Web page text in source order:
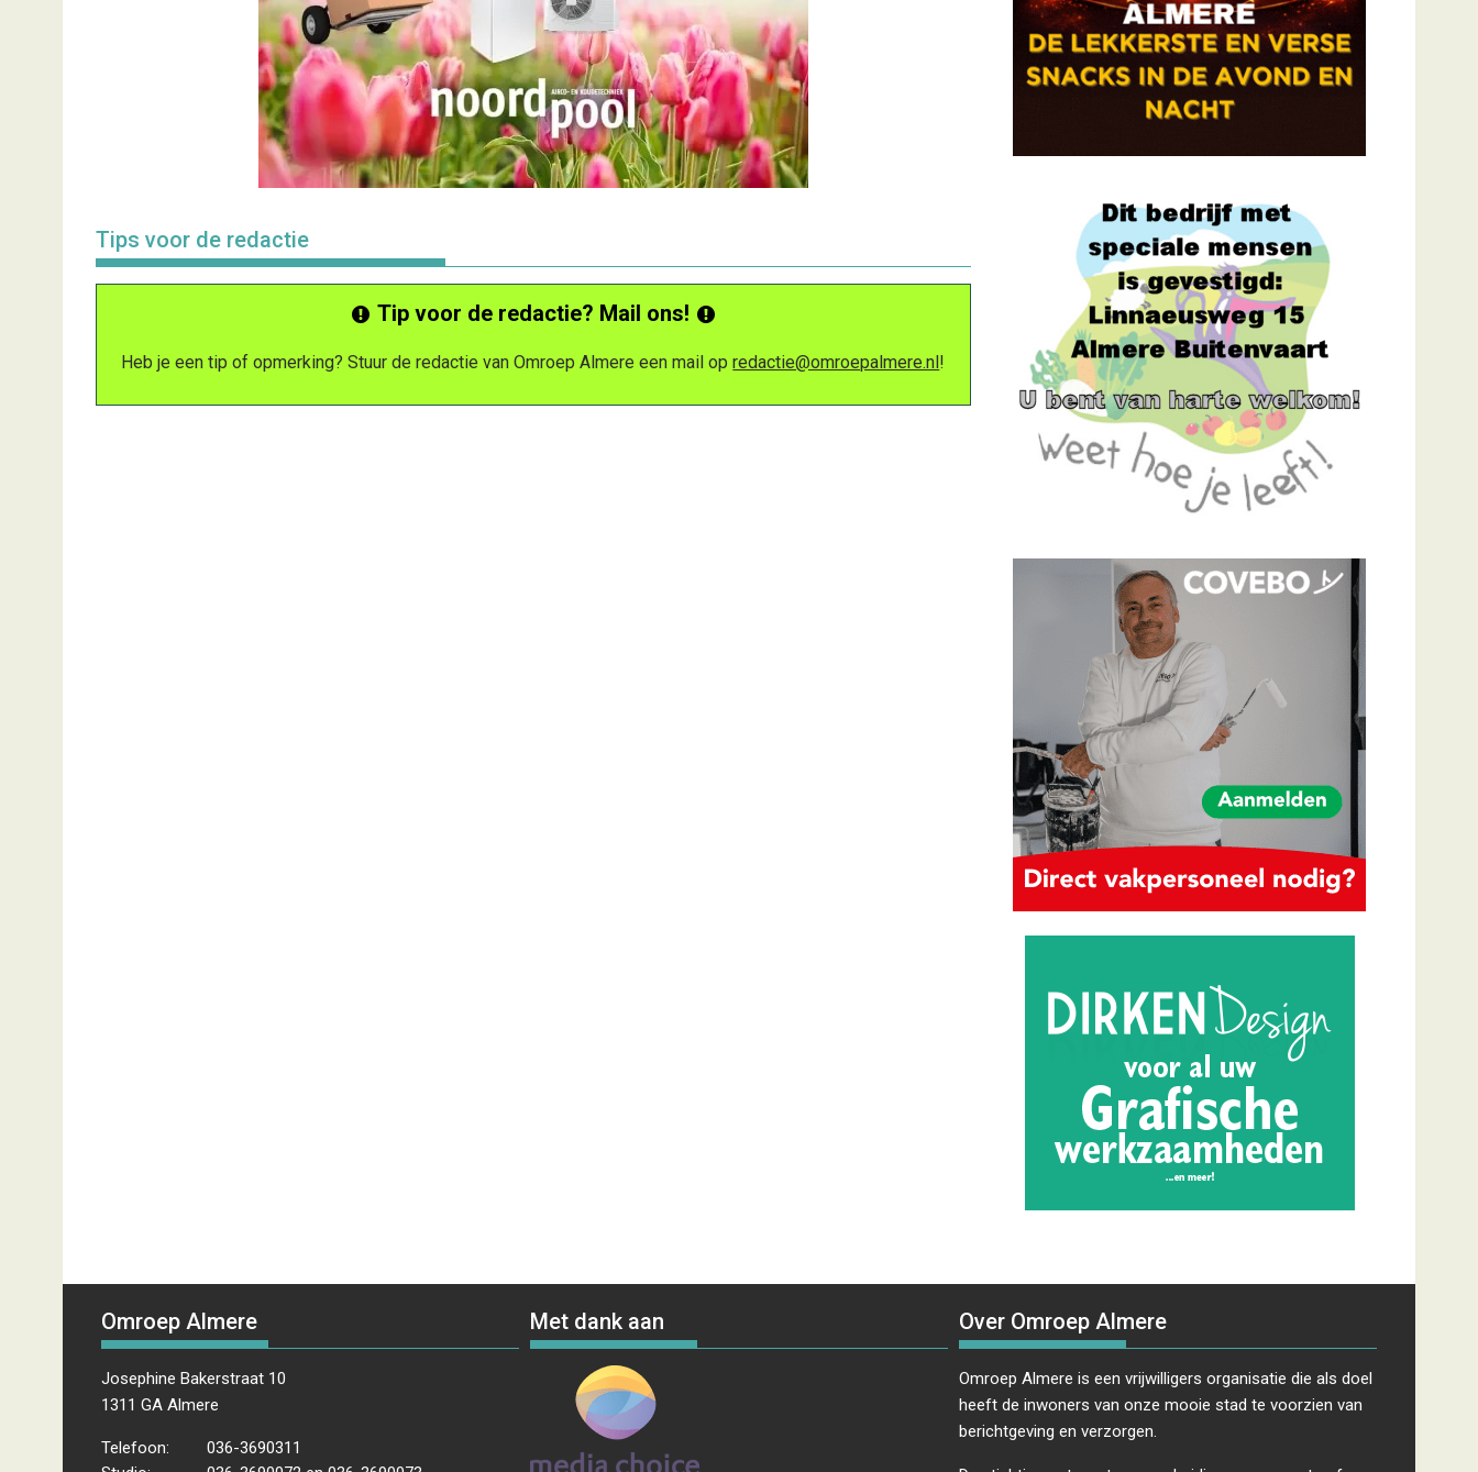
Tips voor de redactie
Tip voor de redactie? Mail ons!
Heb je een tip of opmerking? Stuur de redactie van Omroep Almere een mail opredactie@omroepalmere.nl!
Omroep Almere
Josephine Bakerstraat 10
1311 GA Almere
Telefoon:
036-3690311
Met dank aan Over Omroep Almere
Omroep Almere is een vrijwilligers organisatie die als doel
heeft de inwoners van onze mooie stad te voorzien van
berichtgeving en verzorgen.